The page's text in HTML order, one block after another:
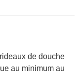
de douche
au minimum au